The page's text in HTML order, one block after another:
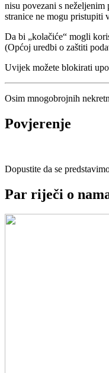
nisu povezani s
stranice ne mogu pristupiti
Da bi „kolačiće“ mogli
(Općoj uredbi o zaštiti
Uvijek možete blokirati
Osim mnogobrojnih
Povjerenje
Dopustite da se
Par riječi o